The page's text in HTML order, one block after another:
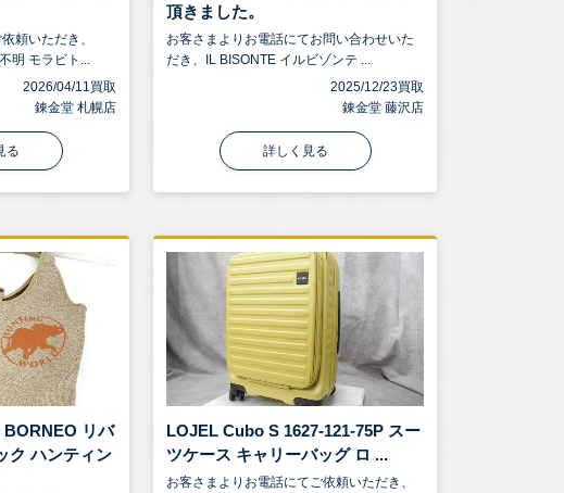
頼いただき、
明 モラビト...
2026/04/11買取
錬金堂 札幌店
る
頂きました。
お客さまよりお電話にてお問い合わせいた
だき、IL BISONTE イルビゾンテ ...
2025/12/23買取
錬金堂 藤沢店
詳しく見る
リバ
ク ハンティン
LOJEL Cubo S 1627-121-75P スー
ツケース キャリーバッグ ロ ...
お客さまよりお電話にてご依頼いただき、